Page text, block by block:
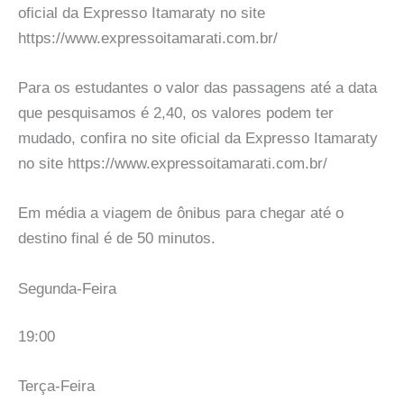
oficial da Expresso Itamaraty no site
https://www.expressoitamarati.com.br/
Para os estudantes o valor das passagens até a data
que pesquisamos é 2,40, os valores podem ter
mudado, confira no site oficial da Expresso Itamaraty
no site https://www.expressoitamarati.com.br/
Em média a viagem de ônibus para chegar até o
destino final é de 50 minutos.
Segunda-Feira
19:00
Terça-Feira